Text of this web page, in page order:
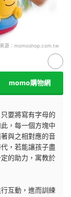
來源： momoshop.com.tw
momo購物網
要將寫有字母的
，每一個方塊中
與之相對應的音
，若能讓孩子盡
的助力，寓教於
互動，進而訓練